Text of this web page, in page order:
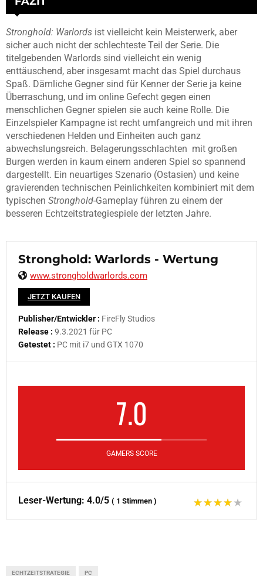
Stronghold: Warlords ist vielleicht kein Meisterwerk, aber
sicher auch nicht der schlechteste Teil der Serie. Die
titelgebenden Warlords sind vielleicht ein wenig
enttäuschend, aber insgesamt macht das Spiel durchaus
Spaß. Dämliche Gegner sind für Kenner der Serie ja keine
Überraschung, und im online Gefecht gegen einen
menschlichen Gegner spielen sie auch keine Rolle. Die
Einzelspieler Kampagne ist recht umfangreich und mit ihren
verschiedenen Helden und Einheiten auch ganz
abwechslungsreich. Belagerungsschlachten mit großen
Burgen werden in kaum einem anderen Spiel so spannend
dargestellt. Ein neuartiges Szenario (Ostasien) und keine
gravierenden technischen Peinlichkeiten kombiniert mit dem
typischen Stronghold-Gameplay führen zu einem der
besseren Echtzeitstrategiespiele der letzten Jahre.
Stronghold: Warlords - Wertung
www.strongholdwarlords.com
JETZT KAUFEN
Publisher/Entwickler : FireFly Studios
Release : 9.3.2021 für PC
Getestet : PC mit i7 und GTX 1070
7.0
GAMERS SCORE
Leser-Wertung: 4.0/5 ( 1 Stimmen )
ECHTZEITSTRATEGIE PC